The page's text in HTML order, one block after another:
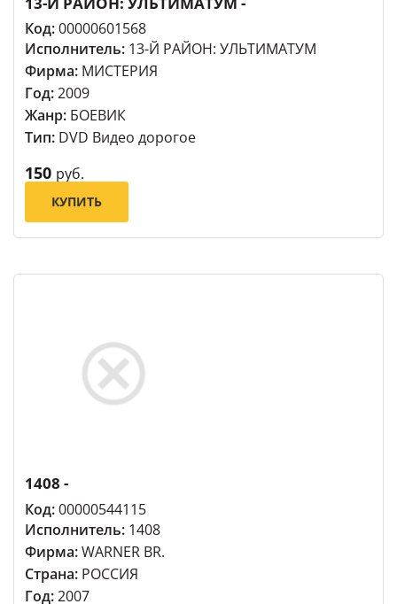
Код:00000601568
Исполнитель: 13-Й РАЙОН: УЛЬТИМАТУМ
Фирма: МИСТЕРИЯ
Год:2009
Жанр: БОЕВИК
Тип: DVD Видео дорогое
150 руб.
КУПИТЬ
1408 -
Код:00000544115
Исполнитель: 1408
Фирма:WARNER BR.
Страна: РОССИЯ
Год:2007